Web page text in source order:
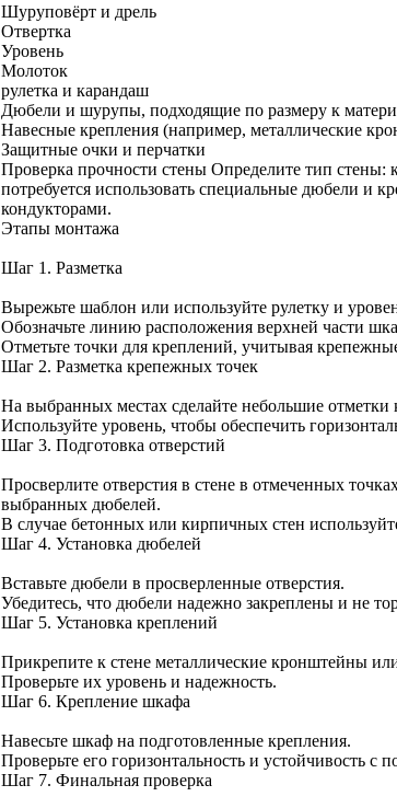
Шуруповёрт и дрель
Отвертка
Уровень
Молоток
рулетка и карандаш
Дюбели и шурупы, подходящие по размеру к
Навесные крепления (например, металлические
Защитные очки и перчатки
Проверка прочности стены Определите тип стены:
потребуется использовать специальные дюбели и
кондукторами.
Этапы монтажа
Шаг 1. Разметка
Вырежьте шаблон или используйте рулетку и
Обозначьте линию расположения верхней части
Отметьте точки для креплений, учитывая
Шаг 2. Разметка крепежных точек
На выбранных местах сделайте небольшие отметки
Используйте уровень, чтобы обеспечить
Шаг 3. Подготовка отверстий
Просверлите отверстия в стене в отмеченных
выбранных дюбелей.
В случае бетонных или кирпичных стен
Шаг 4. Установка дюбелей
Вставьте дюбели в просверленные отверстия.
Убедитесь, что дюбели надежно закреплены и не
Шаг 5. Установка креплений
Прикрепите к стене металлические кронштейны
Проверьте их уровень и надежность.
Шаг 6. Крепление шкафа
Навесьте шкаф на подготовленные крепления.
Проверьте его горизонтальность и устойчивость с
Шаг 7. Финальная проверка